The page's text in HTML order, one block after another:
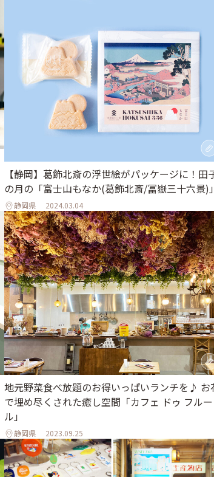
【静岡】葛飾北斎の浮世絵がパッケージに！田
の月の「富士山もなか(葛飾北斎/冨嶽三十六景)」
静岡県 2024.03.04
地元野菜食べ放題のお得いっぱいランチを♪ お
で埋め尽くされた癒し空間「カフェ ドゥ フルー
ル」
静岡県 2023.09.25